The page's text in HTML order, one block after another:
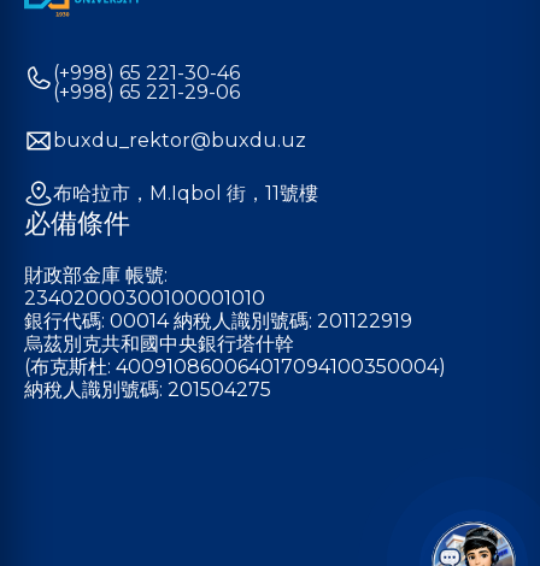
(+998) 65 221-30-46
(+998) 65 221-29-06
buxdu_rektor@buxdu.uz
布哈拉市，M.Iqbol 街，11號樓
必備條件
財政部金庫 帳號:
23402000300100001010
銀行代碼: 00014 納稅人識別號碼: 201122919
烏茲別克共和國中央銀行塔什幹
(布克斯杜: 400910860064017094100350004)
納稅人識別號碼: 201504275